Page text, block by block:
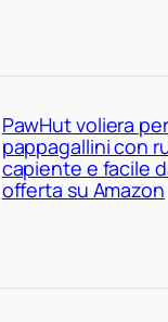
PawHut voliera per
pappagallini con
capiente e facile
offerta su Amazon